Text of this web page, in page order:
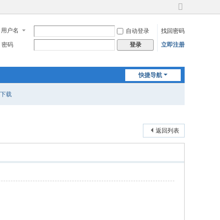
切
到
宽
用户名 自动登录
找回密码
密码
登录 立即注册
快捷导航
载
返回列表